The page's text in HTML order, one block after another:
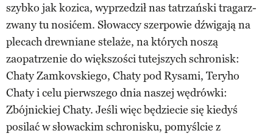
szybko jak kozica, wyprzedził nas tatrzański tragarz-
zwany tu nosićem. Słowaccy szerpowie dźwigają na
plecach drewniane stelaże, na których noszą
zaopatrzenie do większości tutejszych schronisk:
Chaty Zamkovskiego, Chaty pod Rysami, Teryho
Chaty i celu pierwszego dnia naszej wędrówki:
Zbójnickiej Chaty. Jeśli więc będziecie się kiedyś
posilać w słowackim schronisku, pomyślcie z